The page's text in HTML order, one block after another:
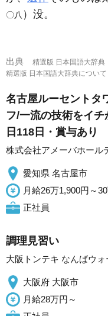
〇八 ）没。
出典
精選版 日本国語大辞典
精選版 日本国語大辞典につい
名古屋ルーセントタ
フ/一流の技術をイ
日118日・賞与あり
株式会社アメーバホール
愛知県 名古屋市
月給26万1,900円～
正社員
調理見習い
大阪トンテキ なんばウォ
大阪府 大阪市
月給28万円～